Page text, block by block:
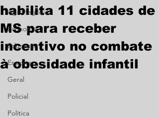
Agronegócio
Economia
Educação
Esporte
Geral
Policial
Política
habilita 11 cidades de
MS para receber
incentivo no combate
à obesidade infantil